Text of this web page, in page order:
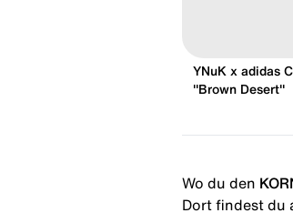
YNuK x adidas
"Brown Desert"
Wo du den
Dort findest du